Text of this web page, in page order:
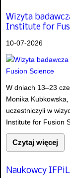
Wizyta
Institute for
10-07-2026
W dniach 13–23
Monika
uczestniczyli w
Institute for Fusion
Czytaj więcej
Naukowcy